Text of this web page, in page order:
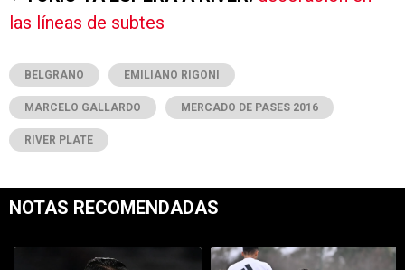
las líneas de subtes
BELGRANO EMILIANO RIGONI
MARCELO GALLARDO MERCADO DE PASES 2016
RIVER PLATE
NOTAS RECOMENDADAS
Un artículo de tendencia con el título "Kevin Castaño se va de
Un artículo de tendencia con el